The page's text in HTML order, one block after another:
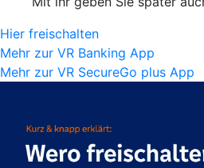
Hier freischalten
Mehr zur VR Banking App
Mehr zur VR SecureGo plus App